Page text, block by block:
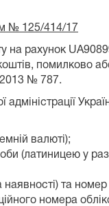
№ 125/414/17
на рахунок
помилково
№ 787.
валюті);
(латиницею у
та
номера